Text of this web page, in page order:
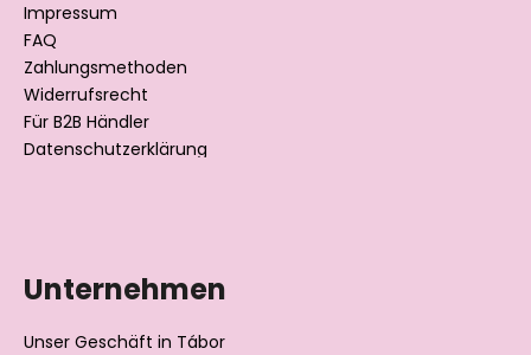
Impressum
FAQ
Zahlungsmethoden
Widerrufsrecht
Für B2B Händler
Datenschutzerklärung
Unternehmen
Unser Geschäft in Tábor